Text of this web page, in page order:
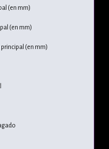
(en mm)
(en mm)
(en mm)